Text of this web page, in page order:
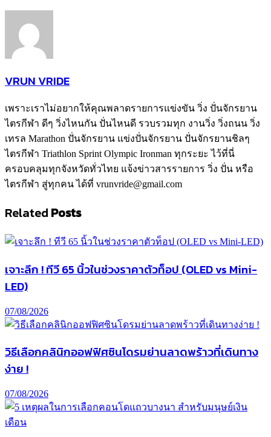
VRUN VRIDE
เพราะเราไม่อยากให้คุณพลาดรายการแข่งขัน วิ่ง ปั่นจักรยาน
ไตรกีฬา ดีๆ วิ่งไหนกัน ปั่นไหนดี รวบรวมทุก งานวิ่ง วิ่งถนน วิ่ง
เทรล Marathon ปั่นจักรยาน แข่งปั่นจักรยาน ปั่นจักรยานชิลๆ
ไตรกีฬา Triathlon Sprint Olympic Ironman ทุกระยะ ไว้ที่นี่
ครอบคลุมทุกจังหวัดทั่วไทย แจ้งข่าวสารรายการ วิ่ง ปั่น หรือ
ไตรกีฬา สู่ทุกคน ได้ที่ vrunvride@gmail.com
Related Posts
เจาะลึก ! ทีวี 65 นิ้วในช่วงราคาตัวท็อป (OLED vs Mini-
LED)
07/08/2026
วิธีเลือกคลินิกออฟฟิศซินโดรมย่านลาดพร้าวที่เดินทาง
ง่าย !
07/08/2026